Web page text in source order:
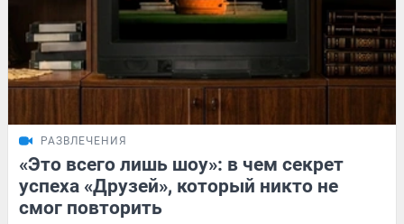
РАЗВЛЕЧЕНИЯ
«Это всего лишь шоу»: в чем секрет
успеха «Друзей», который никто не
смог повторить